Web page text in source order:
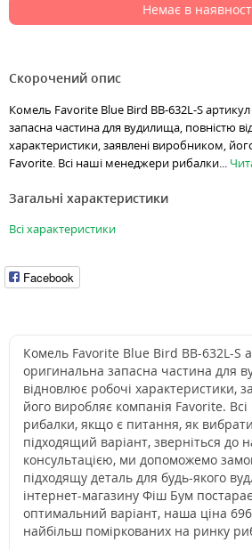
Немає в
Скорочений опис
Комель Favorite Blue Bird BB-632L-S
запасна частина для вудилища, повністю
характеристики, заявлені виробником,
Favorite. Всі наші менеджери рибалки...
Загальні характеристики
Всі характеристики
Facebook
Комель Favorite Blue Bird BB-632L-S
оригинальна запасна частина для
відновлює робочі характеристики,
його виробляє компанія Favorite.
рибалки, якщо є питання, як
підходящий варіант, зверніться до
консультацією, ми допоможемо
підходящу деталь для будь-якого
інтернет-магазину Фіш Бум
оптимальний варіант, наша ціна
найбільш поміркованих на ринку